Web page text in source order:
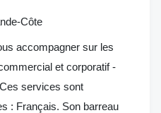
Côte
accompagner sur les
et corporatif -
services sont
: Français. Son barreau